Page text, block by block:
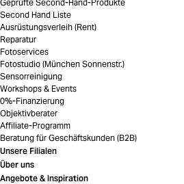
Geprüfte Second-Hand-Produkte
Second Hand Liste
Ausrüstungsverleih (Rent)
Reparatur
Fotoservices
Fotostudio (München Sonnenstr.)
Sensorreinigung
Workshops & Events
0%-Finanzierung
Objektivberater
Affiliate-Programm
Beratung für Geschäftskunden (B2B)
Unsere Filialen
Über uns
Angebote & Inspiration